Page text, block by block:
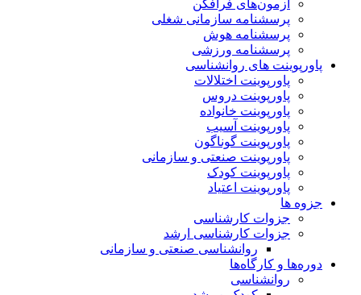
آزمون‌های فرافکن
پرسشنامه سازمانی شغلی
پرسشنامه هوش
پرسشنامه ورزشی
پاورپوینت های روانشناسی
پاورپوینت اختلالات
پاورپوینت دروس
پاورپوینت خانواده
پاورپوینت آسیب
پاورپوینت گوناگون
پاورپوینت صنعتی و سازمانی
پاورپوینت کودک
پاورپوینت اعتیاد
جزوه ها
جزوات کارشناسی
جزوات کارشناسی ارشد
روانشناسی صنعتی و سازمانی
دوره‌ها و کارگاه‌ها
روانشناسی